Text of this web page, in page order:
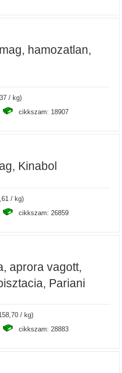
hamozatlan,
/ kg)
cikkszam: 18907
Kinabol
/ kg)
cikkszam: 26859
aprora vagott,
Pariani
/ kg)
cikkszam: 28883